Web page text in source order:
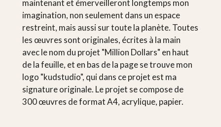
maintenant et émerveilleront longtemps mon
imagination, non seulement dans un espace
restreint, mais aussi sur toute la planète. Toutes
les œuvres sont originales, écrites à la main
avec le nom du projet "Million Dollars" en haut
de la feuille, et en bas de la page se trouve mon
logo "kudstudio", qui dans ce projet est ma
signature originale. Le projet se compose de
300 œuvres de format A4, acrylique, papier.